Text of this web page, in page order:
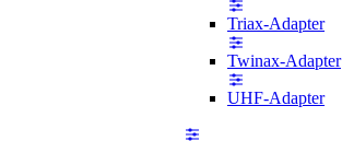
Triax-Adapter
Twinax-Adapter
UHF-Adapter